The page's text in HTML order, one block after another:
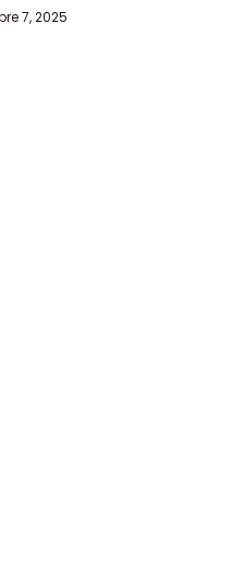
7, 2025